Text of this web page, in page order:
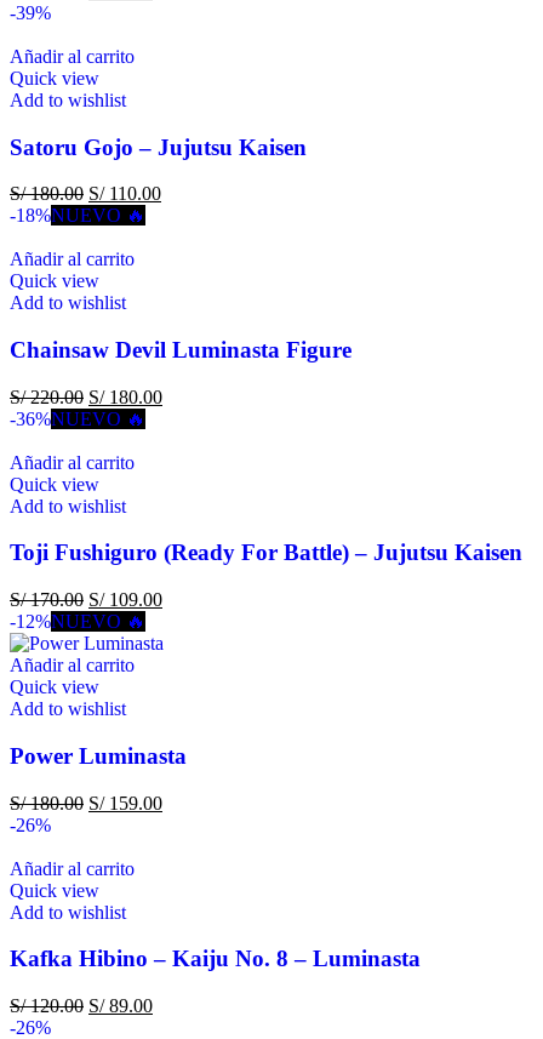
-39%
Añadir al carrito
Quick view
Add to wishlist
Satoru Gojo – Jujutsu Kaisen
S/180.00 S/110.00
-18%NUEVO 🔥
Añadir al carrito
Quick view
Add to wishlist
Chainsaw Devil Luminasta Figure
S/220.00 S/180.00
-36%NUEVO 🔥
Añadir al carrito
Quick view
Add to wishlist
Toji Fushiguro (Ready For Battle) – Jujutsu Kaisen
S/170.00 S/109.00
-12%NUEVO 🔥
Añadir al carrito
Quick view
Add to wishlist
Power Luminasta
S/180.00 S/159.00
-26%
Añadir al carrito
Quick view
Add to wishlist
Kafka Hibino – Kaiju No. 8 – Luminasta
S/120.00 S/89.00
-26%